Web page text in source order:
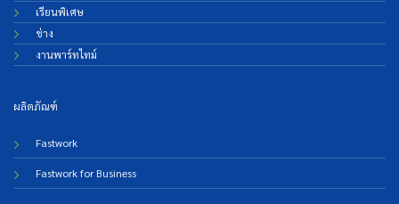
เรียนพิเศษ
ช่าง
งานพาร์ทไทม์
ผลิตภัณฑ์
Fastwork
Fastwork for Business